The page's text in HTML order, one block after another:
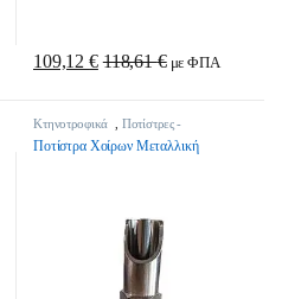
109,12€ 118,61€με ΦΠΑ
Κτηνοτροφικά
Ποτίστρες -
Ποτίστρα Χοίρων Μεταλλική